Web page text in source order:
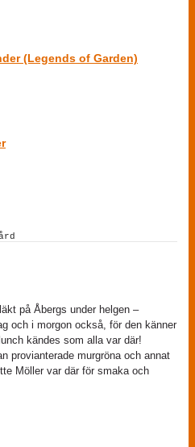
(Legends of Garden)
på Åbergs under helgen –
och i morgon också, för den känner
kändes som alla var där!
provianterade murgröna och annat
Möller var där för smaka och